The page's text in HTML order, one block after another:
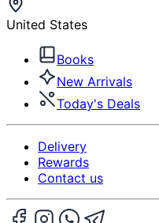
United States
Books
New Arrivals
Today's Deals
Delivery
Rewards
Contact us